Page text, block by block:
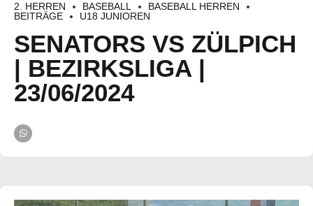
2. HERREN BASEBALL
BASEBALL HERREN
BEITRÄGE
U18 JUNIOREN
SENATORS VS ZÜLPICH
| BEZIRKSLIGA |
23/06/2024